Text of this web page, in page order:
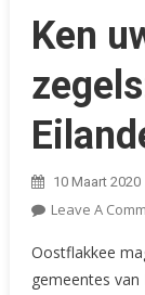
Ken
10 Maart 2020
Leave A
Oostflakkee
gemeentes